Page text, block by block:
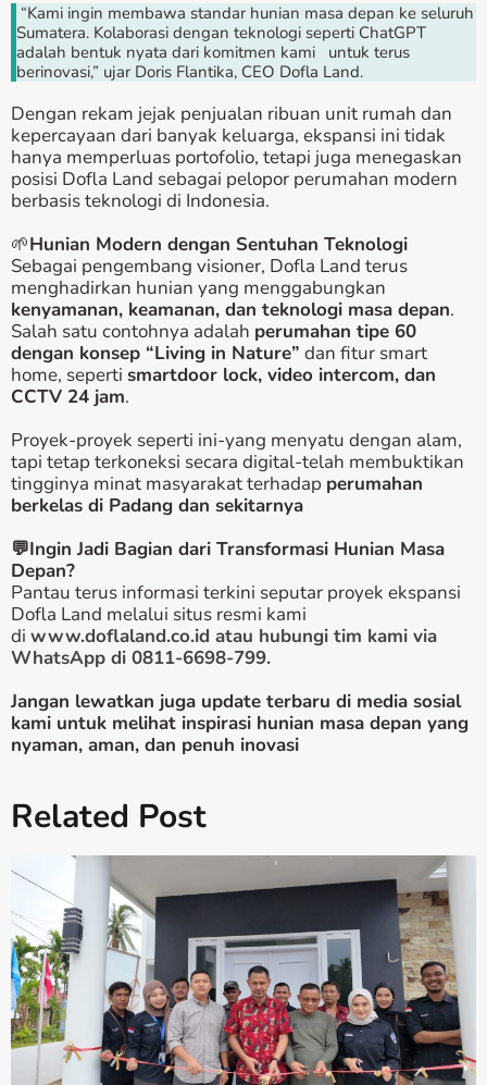
“Kami ingin membawa standar hunian masa depan ke seluruh
Sumatera. Kolaborasi dengan teknologi seperti ChatGPT
adalah bentuk nyata dari komitmen kami untuk terus
berinovasi,” ujar Doris Flantika, CEO Dofla Land.
Dengan rekam jejak penjualan ribuan unit rumah dan
kepercayaan dari banyak keluarga, ekspansi ini tidak
hanya memperluas portofolio, tetapi juga menegaskan
posisi Dofla Land sebagai pelopor perumahan modern
berbasis teknologi di Indonesia.
🌱Hunian Modern dengan Sentuhan Teknologi
Sebagai pengembang visioner, Dofla Land terus
menghadirkan hunian yang menggabungkan
kenyamanan, keamanan, dan teknologi masa depan.
Salah satu contohnya adalah perumahan tipe 60
dengan konsep “Living in Nature” dan fitur smart
home, seperti smartdoor lock, video intercom, dan
CCTV 24 jam.
Proyek-proyek seperti ini-yang menyatu dengan alam,
tapi tetap terkoneksi secara digital-telah membuktikan
tingginya minat masyarakat terhadap perumahan
berkelas di Padang dan sekitarnya
💬Ingin Jadi Bagian dari Transformasi Hunian Masa
Depan?
Pantau terus informasi terkini seputar proyek ekspansi
Dofla Land melalui situs resmi kami
di www.doflaland.co.id atau hubungi tim kami via
WhatsApp di 0811-6698-799.
Jangan lewatkan juga update terbaru di media sosial
kami untuk melihat inspirasi hunian masa depan yang
nyaman, aman, dan penuh inovasi
Related Post